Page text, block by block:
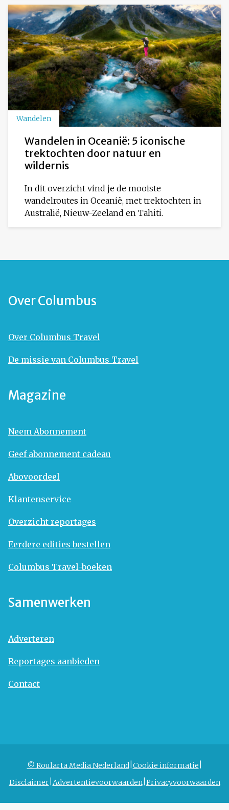
Wandelen
Wandelen in Oceanië: 5 iconische
trektochten door natuur en
wildernis
In dit overzicht vind je de mooiste
wandelroutes in Oceanië, met trektochten in
Australië, Nieuw-Zeeland en Tahiti.
Over Columbus
Over Columbus Travel
De missie van Columbus Travel
Magazine
Neem Abonnement
Geef abonnement cadeau
Abovoordeel
Klantenservice
Overzicht reportages
Eerdere edities bestellen
Columbus Travel-boeken
Samenwerken
Adverteren
Reportages aanbieden
Contact
© Roularta Media Nederland Cookie informatie
Disclaimer Advertentievoorwaarden Privacyvoorwaarden